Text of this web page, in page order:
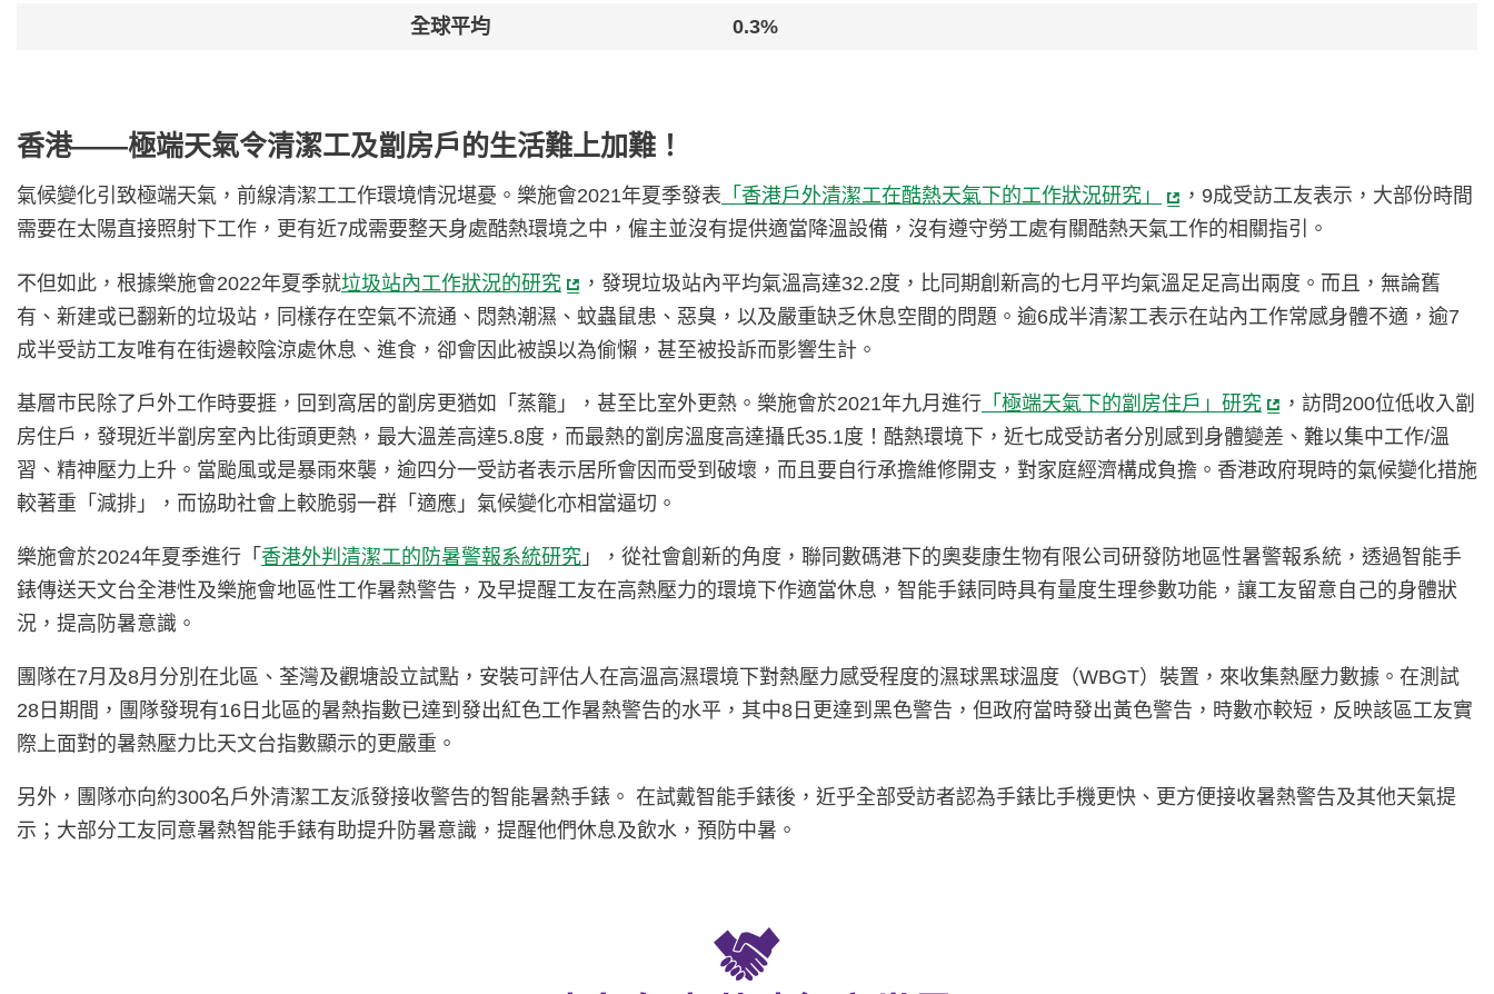
全球平均 0.3%
香港——極端天氣令清潔工及劏房戶的生活難上加難！
氣候變化引致極端天氣，前線清潔工工作環境情況堪憂。樂施會2021年夏季發表 「香港戶外清潔工在酷熱天氣下的工作狀況研究」
，9成受訪工友表示，大部份時間
需要在太陽直接照射下工作，更有近7成需要整天身處酷熱環境之中，僱主並沒有提供適當降溫設備，沒有遵守勞工處有關酷熱天氣工作的相關指引。
不但如此，根據樂施會2022年夏季就垃圾站內工作狀況的研究
，發現垃圾站內平均氣溫高達32.2度，比同期創新高的七月平均氣溫足足高出兩度。而且，無論舊
有、新建或已翻新的垃圾站，同樣存在空氣不流通、悶熱潮濕、蚊蟲鼠患、惡臭，以及嚴重缺乏休息空間的問題。逾6成半清潔工表示在站內工作常感身體不適，逾7
成半受訪工友唯有在街邊較陰涼處休息、進食，卻會因此被誤以為偷懶，甚至被投訴而影響生計。
基層市民除了戶外工作時要捱，回到窩居的劏房更猶如「蒸籠」，甚至比室外更熱。樂施會於2021年九月進行 「極端天氣下的劏房住戶」研究
，訪問200位低收入劏
房住戶，發現近半劏房室內比街頭更熱，最大溫差高達5.8度，而最熱的劏房溫度高達攝氏35.1度！酷熱環境下，近七成受訪者分別感到身體變差、難以集中工作/溫
習、精神壓力上升。當颱風或是暴雨來襲，逾四分一受訪者表示居所會因而受到破壞，而且要自行承擔維修開支，對家庭經濟構成負擔。香港政府現時的氣候變化措施
較著重「減排」，而協助社會上較脆弱一群「適應」氣候變化亦相當逼切。
樂施會於2024年夏季進行「 香港外判清潔工的防暑警報系統研究 」，從社會創新的角度，聯同數碼港下的奧斐康生物有限公司研發防地區性暑警報系統，透過智能手
錶傳送天文台全港性及樂施會地區性工作暑熱警告，及早提醒工友在高熱壓力的環境下作適當休息，智能手錶同時具有量度生理參數功能，讓工友留意自己的身體狀
況，提高防暑意識。
團隊在7月及8月分別在北區、荃灣及觀塘設立試點，安裝可評估人在高溫高濕環境下對熱壓力感受程度的濕球黑球溫度（WBGT）裝置，來收集熱壓力數據。在測試
28日期間，團隊發現有16日北區的暑熱指數已達到發出紅色工作暑熱警告的水平，其中8日更達到黑色警告，但政府當時發出黃色警告，時數亦較短，反映該區工友實
際上面對的暑熱壓力比天文台指數顯示的更嚴重。
另外，團隊亦向約300名戶外清潔工友派發接收警告的智能暑熱手錶。 在試戴智能手錶後，近乎全部受訪者認為手錶比手機更快、更方便接收暑熱警告及其他天氣提
示；大部分工友同意暑熱智能手錶有助提升防暑意識，提醒他們休息及飲水，預防中暑。